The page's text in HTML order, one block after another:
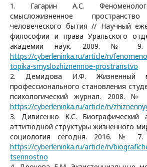
1. Гагарин А.С.
смысложизненное пространство
человеческого бытия // Научный
философии и права Уральского
академии наук. 2009. № 9.
https://cyberleninka.ru/article/n/
topika-smyslozhiznennoe-prostranstvo
2. Демидова И.Ф. Жизненный
профессионального становления
психологический журнал. 2008.
https://cyberleninka.ru/article/n/
3. Дивисенко К.С. Биографический
аттитюдной структуры жизненного
социология сегодня. 2016. № 7.
https://cyberleninka.ru/article/n/
tsennostno